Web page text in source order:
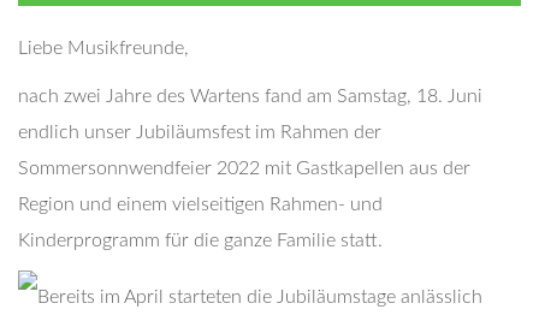
Liebe Musikfreunde,
nach zwei Jahre des Wartens fand am Samstag, 18. Juni
endlich unser Jubiläumsfest im Rahmen der
Sommersonnwendfeier 2022 mit Gastkapellen aus der
Region und einem vielseitigen Rahmen- und
Kinderprogramm für die ganze Familie statt.
Bereits im April starteten die Jubiläumstage anlässlich